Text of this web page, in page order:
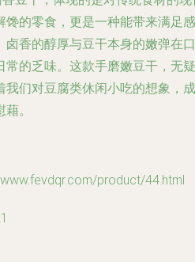
的零食，更是一种能带来满足感
香的醇厚与豆干本身的嫩弹在口
常的乏味。这款手磨嫩豆干 ，无疑
们对豆腐类休闲小吃的想象，成
。
product/44.html